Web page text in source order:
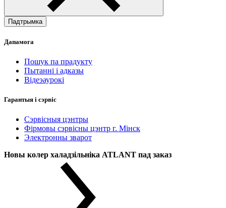
Падтрымка
Дапамога
Пошук па прадукту
Пытанні і адказы
Відеэаурокі
Гарантыя і сэрвіс
Сэрвісныя цэнтры
Фірмовы сэрвісны цэнтр г. Мінск
Электронны зварот
Новы колер халадзільніка ATLANT пад заказ